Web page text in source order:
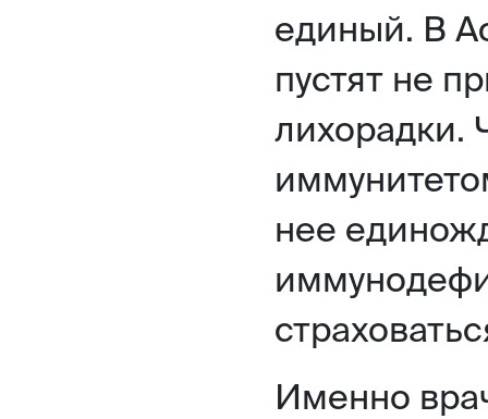
единый. В
пустят не
лихорадки.
нее
Именно